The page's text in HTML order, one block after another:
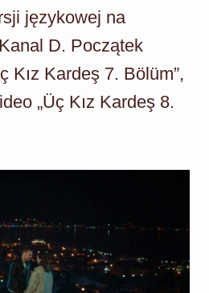
językowej na
D. Początek
Kız Kardeş 7. Bölüm”,
„Üç Kız Kardeş 8.